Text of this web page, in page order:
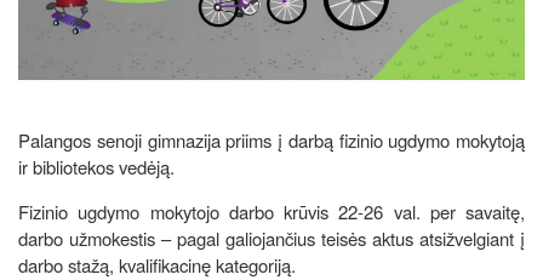
Palangos senoji gimnazija priims į darbą fizinio ugdymo mokytoją
ir bibliotekos vedėją.
Fizinio ugdymo mokytojo darbo krūvis 22-26 val. per savaitę,
darbo užmokestis – pagal galiojančius teisės aktus atsižvelgiant į
darbo stažą, kvalifikacinę kategoriją.